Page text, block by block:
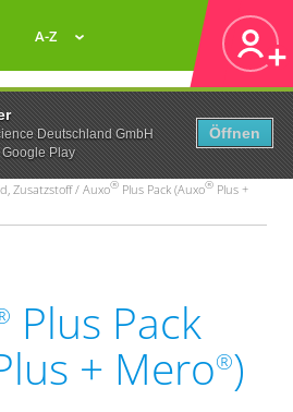
Deutschland GmbH
Play
Öffnen
A-Z
Zusatzstoff / Auxo® Plus Pack (Auxo® Plus +
Plus Pack
+ Mero®)